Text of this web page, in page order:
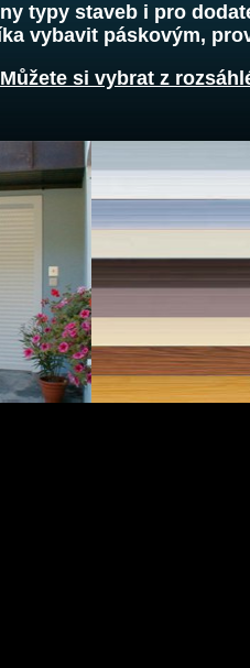
typy staveb i pro
vybavit páskovým,
Můžete si vybrat z